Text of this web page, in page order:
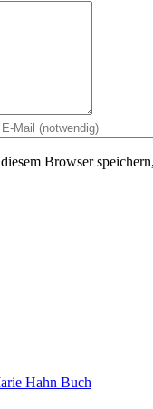
Browser